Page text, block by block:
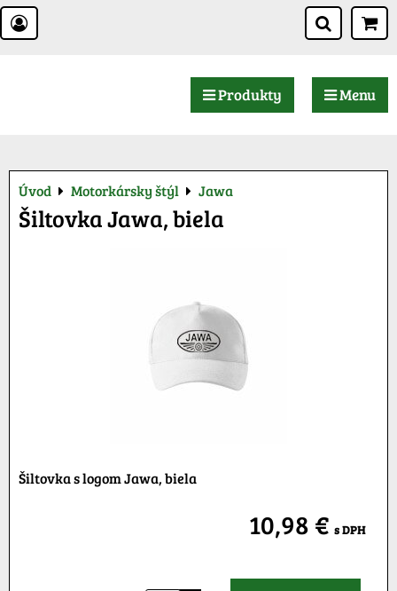
Produkty Menu
Úvod Motorkársky štýl Jawa
Šiltovka Jawa, biela
Šiltovka s logom Jawa, biela
10,98 € s DPH